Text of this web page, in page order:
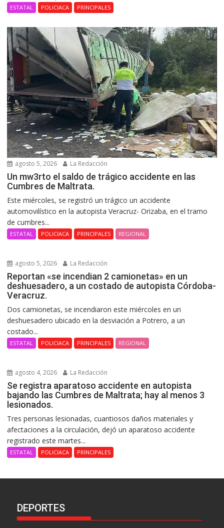
ESTATAL POLICIACA PRINCIPALES
agosto 5, 2026 La Redacción
Un mw3rto el saldo de trágico accidente en las
Cumbres de Maltrata.
Este miércoles, se registró un trágico un accidente
automovilístico en la autopista Veracruz- Orizaba, en el tramo
de cumbres...
ESTATAL POLICIACA PRINCIPALES REGIONAL
agosto 5, 2026 La Redacción
Reportan «se incendian 2 camionetas» en un
deshuesadero, a un costado de autopista Córdoba-
Veracruz.
Dos camionetas, se incendiaron este miércoles en un
deshuesadero ubicado en la desviación a Potrero, a un
costado...
ESTATAL POLICIACA PRINCIPALES REGIONAL
agosto 4, 2026 La Redacción
Se registra aparatoso accidente en autopista
bajando las Cumbres de Maltrata; hay al menos 3
lesionados.
Tres personas lesionadas, cuantiosos daños materiales y
afectaciones a la circulación, dejó un aparatoso accidente
registrado este martes...
ESTATAL POLICIACA PRINCIPALES
DEPORTES